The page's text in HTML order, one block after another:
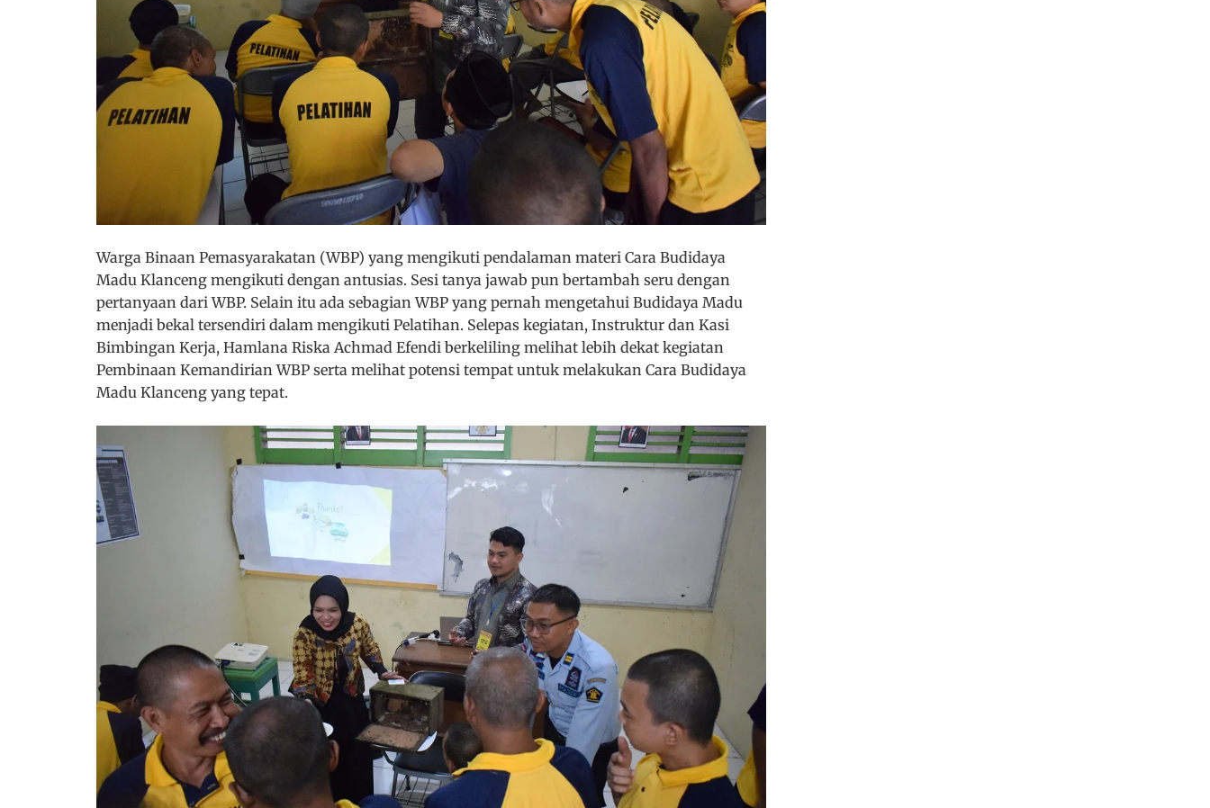
Warga Binaan Pemasyarakatan (WBP) yang mengikuti pendalaman materi Cara Budidaya
Madu Klanceng mengikuti dengan antusias. Sesi tanya jawab pun bertambah seru dengan
pertanyaan dari WBP. Selain itu ada sebagian WBP yang pernah mengetahui Budidaya Madu
menjadi bekal tersendiri dalam mengikuti Pelatihan. Selepas kegiatan, Instruktur dan Kasi
Bimbingan Kerja, Hamlana Riska Achmad Efendi berkeliling melihat lebih dekat kegiatan
Pembinaan Kemandirian WBP serta melihat potensi tempat untuk melakukan Cara Budidaya
Madu Klanceng yang tepat.